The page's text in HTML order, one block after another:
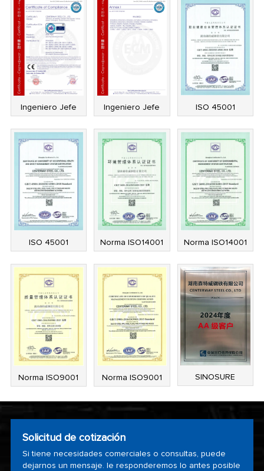
Ingeniero Jefe Ingeniero Jefe ISO 45001
ISO 45001 Norma ISO14001 Norma ISO14001
Norma ISO9001 Norma ISO9001 SINOSURE
Solicitud de cotización
Si tiene necesidades comerciales o consultas, puede
dejarnos un mensaje. le responderemos lo antes posible